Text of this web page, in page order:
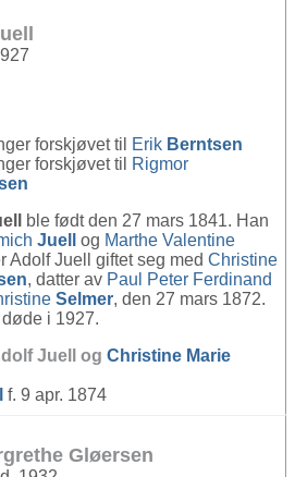
forskjøvet til
Erik Berntsen
forskjøvet til
Rigmor
ble født den 27 mars 1841. Han
Juell og Marthe Valentine
Adolf Juell giftet seg med Christine
, datter av Paul Peter Ferdinand
Selmer, den 27 mars 1872.
i 1927.
Juell og Christine Marie
f. 9 apr. 1874
Gløersen